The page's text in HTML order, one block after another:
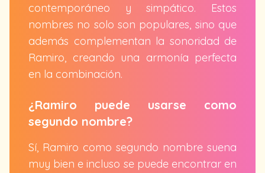
contemporáneo y simpático. Estos
nombres no solo son populares, sino que
además complementan la sonoridad de
Ramiro, creando una armonía perfecta
en la combinación.
¿Ramiro puede usarse como
segundo nombre?
Sí, Ramiro como segundo nombre suena
muy bien e incluso se puede encontrar en